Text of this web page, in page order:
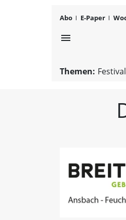
Abo E-Paper
menu
Themen: